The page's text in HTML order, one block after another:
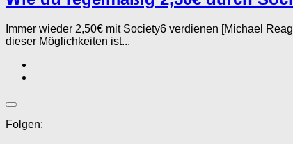
Immer wieder 2,50€ mit Society6 verdienen [Michael
dieser Möglichkeiten ist...
Folgen: